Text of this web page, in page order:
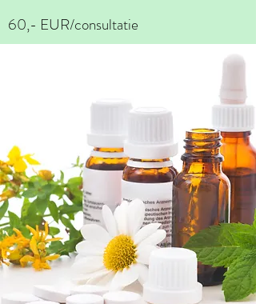
60,- EUR/consultatie